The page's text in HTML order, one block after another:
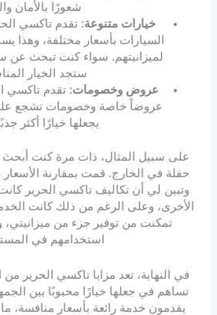
شعورًا بالأمان
خيارات متنوعة: تقدم تاكسي
السيارات بأسعار مختلفة، وهذا
لميزانيتهم. سواء كنت تبحث عن
ستجد الخيار
عروض وخصومات: تقدم تاكسي
عروضاً خاصة وخصومات تشجع
يجعلها خيارًا أكثر
على سبيل المثال، ذات مرة كنت
حفلة في الخارج. قمت بمقارنة
وتبين لي أن تكاليف تاكسي الحرير
الأخرى، وعلى الرغم من ذلك كانت
تمكنت من توفير جزء من ميزانيتي،
استخدامهم في
في النهاية، تعد مزايا تاكسي الحرير
تساهم في جعلها خيارًا محبوبًا بين
يقدمون خدمة رائعة بأسعار منافسة،